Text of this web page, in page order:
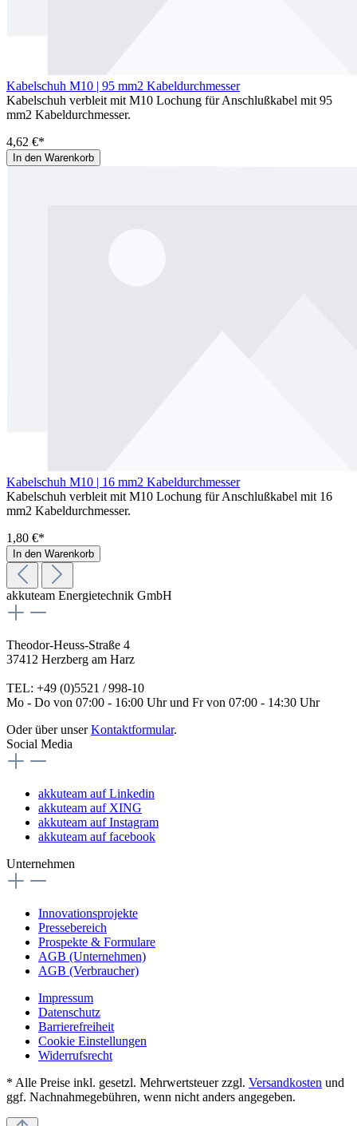
Kabelschuh M10 | 95 mm2 Kabeldurchmesser
Kabelschuh verbleit mit M10 Lochung für Anschlußkabel mit 95
mm2 Kabeldurchmesser.
4,62 €*
In den Warenkorb
Kabelschuh M10 | 16 mm2 Kabeldurchmesser
Kabelschuh verbleit mit M10 Lochung für Anschlußkabel mit 16
mm2 Kabeldurchmesser.
1,80 €*
In den Warenkorb
akkuteam Energietechnik GmbH
Theodor-Heuss-Straße 4
37412 Herzberg am Harz
TEL: +49 (0)5521 / 998-10
Mo - Do von 07:00 - 16:00 Uhr und Fr von 07:00 - 14:30 Uhr
Oder über unserKontaktformular.
Social Media
akkuteam auf Linkedin
akkuteam auf XING
akkuteam auf Instagram
akkuteam auf facebook
Unternehmen
Innovationsprojekte
Pressebereich
Prospekte & Formulare
AGB (Unternehmen)
AGB (Verbraucher)
Impressum
Datenschutz
Barrierefreiheit
Cookie Einstellungen
Widerrufsrecht
* Alle Preise inkl. gesetzl. Mehrwertsteuer zzgl. Versandkosten und
ggf. Nachnahmegebühren, wenn nicht anders angegeben.